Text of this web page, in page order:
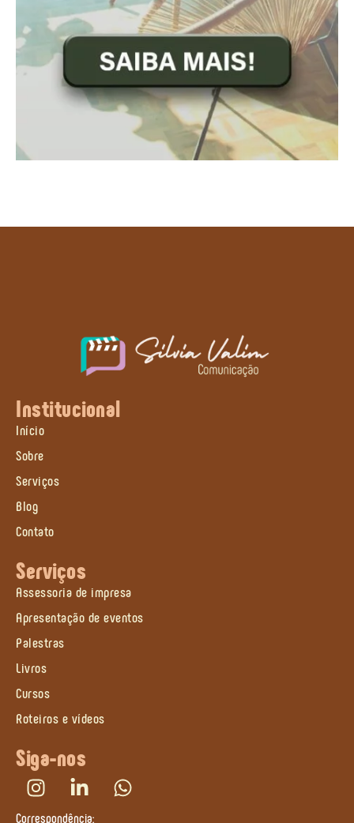
Institucional
Início
Sobre
Serviços
Blog
Contato
Serviços
Assessoria de impresa
Apresentação de eventos
Palestras
Livros
Cursos
Roteiros e vídeos
Siga-nos
Correspondência: